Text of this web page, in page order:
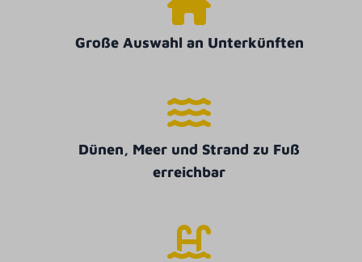
Große Auswahl an Unterkünften
Dünen, Meer und Strand zu Fuß
erreichbar